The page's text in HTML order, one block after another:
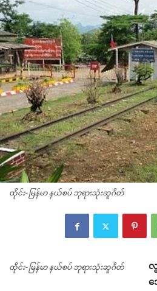
ထိုင်း-မြန်မာ နယ်စပ် ဘုရားသုံးဆူဂိတ်
ထိုင်း-မြန်မာ နယ်စပ် ဘုရားသုံးဆူဂိတ်
အ